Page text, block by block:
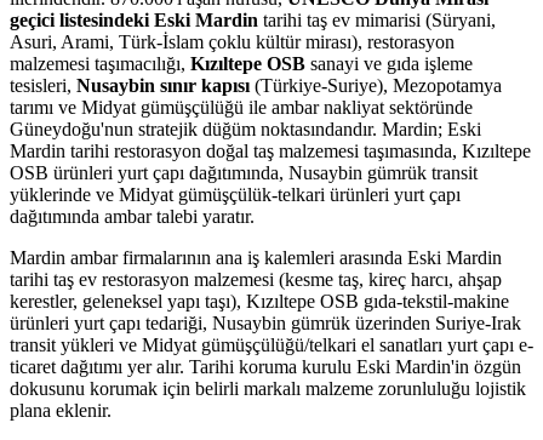
geçici listesindeki Eski Mardin tarihi taş ev mimarisi (Süryani,
Asuri, Arami, Türk-İslam çoklu kültür mirası), restorasyon
malzemesi taşımacılığı, Kızıltepe OSB sanayi ve gıda işleme
tesisleri, Nusaybin sınır kapısı(Türkiye-Suriye), Mezopotamya
tarımı ve Midyat gümüşçülüğü ile ambar nakliyat sektöründe
Güneydoğu'nun stratejik düğüm noktasındandır. Mardin; Eski
Mardin tarihi restorasyon doğal taş malzemesi taşımasında, Kızıltepe
OSB ürünleri yurt çapı dağıtımında, Nusaybin gümrük transit
yüklerinde ve Midyat gümüşçülük-telkari ürünleri yurt çapı
dağıtımında ambar talebi yaratır.
Mardin ambar firmalarının ana iş kalemleri arasında Eski Mardin
tarihi taş ev restorasyon malzemesi (kesme taş, kireç harcı, ahşap
kerestler, geleneksel yapı taşı), Kızıltepe OSB gıda-tekstil-makine
ürünleri yurt çapı tedariği, Nusaybin gümrük üzerinden Suriye-Irak
transit yükleri ve Midyat gümüşçülüğü/telkari el sanatları yurt çapı e-
ticaret dağıtımı yer alır. Tarihi koruma kurulu Eski Mardin'in özgün
dokusunu korumak için belirli markalı malzeme zorunluluğu lojistik
plana eklenir.